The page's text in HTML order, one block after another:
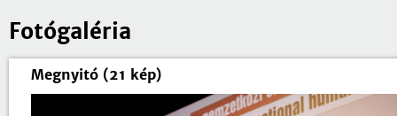
Fotógaléria
Megnyitó (21 kép)